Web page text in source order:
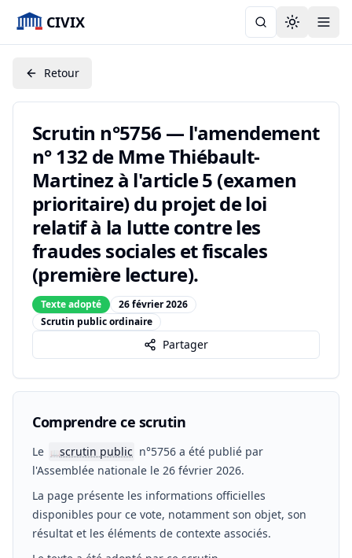
CIVIX Toggle
Retour
Scrutin n°5756 — l'amendement
n° 132 de Mme Thiébault-
Martinez à l'article 5 (examen
prioritaire) du projet de loi
relatif à la lutte contre les
fraudes sociales et fiscales
(première lecture).
Texte adopté
26 février 2026
Scrutin public ordinaire
Partager
Comprendre ce scrutin
Le 📖scrutin public n°5756 a été publié par
l'Assemblée nationale le 26 février 2026.
La page présente les informations officielles
disponibles pour ce vote, notamment son objet, son
résultat et les éléments de contexte associés.